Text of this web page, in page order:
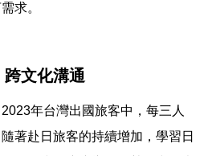
求。
文化溝通
年台灣出國旅客中，每三人
著赴日旅客的持續增加，學習日